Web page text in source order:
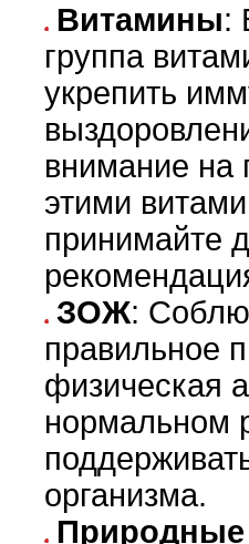
Витамины:
группа
укрепить
внимание на
этими
принимайте
ЗОЖ:
правильное
физическая
нормальном
организма.
Природные